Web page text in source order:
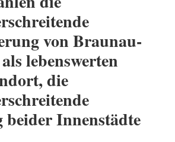
von Braunau-
lebenswerten
die
beider Innenstädte